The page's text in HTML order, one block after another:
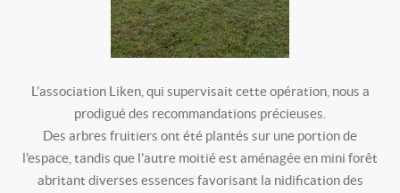
L'association Liken, qui supervisait cette opération, nous a
prodigué des recommandations précieuses.
Des arbres fruitiers ont été plantés sur une portion de
l'espace, tandis que l'autre moitié est aménagée en mini forêt
abritant diverses essences favorisant la nidification des